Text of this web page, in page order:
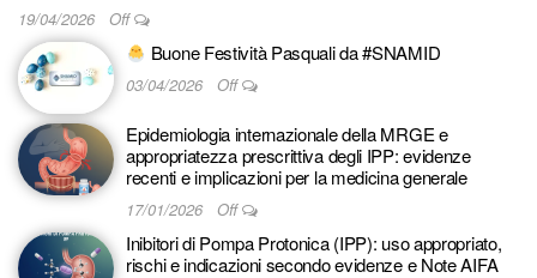
19/04/2026 Off
Buone Festività Pasquali da #SNAMID
03/04/2026 Off
Epidemiologia internazionale della MRGE e
appropriatezza prescrittiva degli IPP: evidenze
recenti e implicazioni per la medicina generale
17/01/2026 Off
Inibitori di Pompa Protonica (IPP): uso appropriato,
rischi e indicazioni secondo evidenze e Note AIFA